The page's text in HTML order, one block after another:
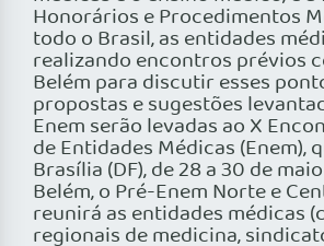
Honorários e Procedimentos
todo o Brasil, as entidades
realizando encontros prévios
Belém para discutir esses
propostas e sugestões
Enem serão levadas ao X
de Entidades Médicas (Enem),
Brasília (DF), de 28 a 30 de
Belém, o Pré-Enem Norte e
reunirá as entidades médicas
regionais de medicina,